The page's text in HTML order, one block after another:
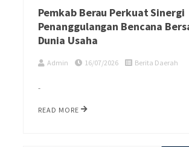
Pemkab Berau Perkuat Sinergi
Penanggulangan Bencana
Dunia Usaha
Admin 16/07/2026 Berita Daerah
-
READ MORE